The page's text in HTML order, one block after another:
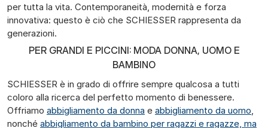
per tutta la vita. Contemporaneità, modernità e forza
innovativa: questo è ciò che SCHIESSER rappresenta da
generazioni.
PER GRANDI E PICCINI: MODA DONNA, UOMO E
BAMBINO
SCHIESSER è in grado di offrire sempre qualcosa a tutti
coloro alla ricerca del perfetto momento di benessere.
Offriamo abbigliamento da donna e abbigliamento da uomo
nonché abbigliamento da bambino per ragazzi e ragazze, ma